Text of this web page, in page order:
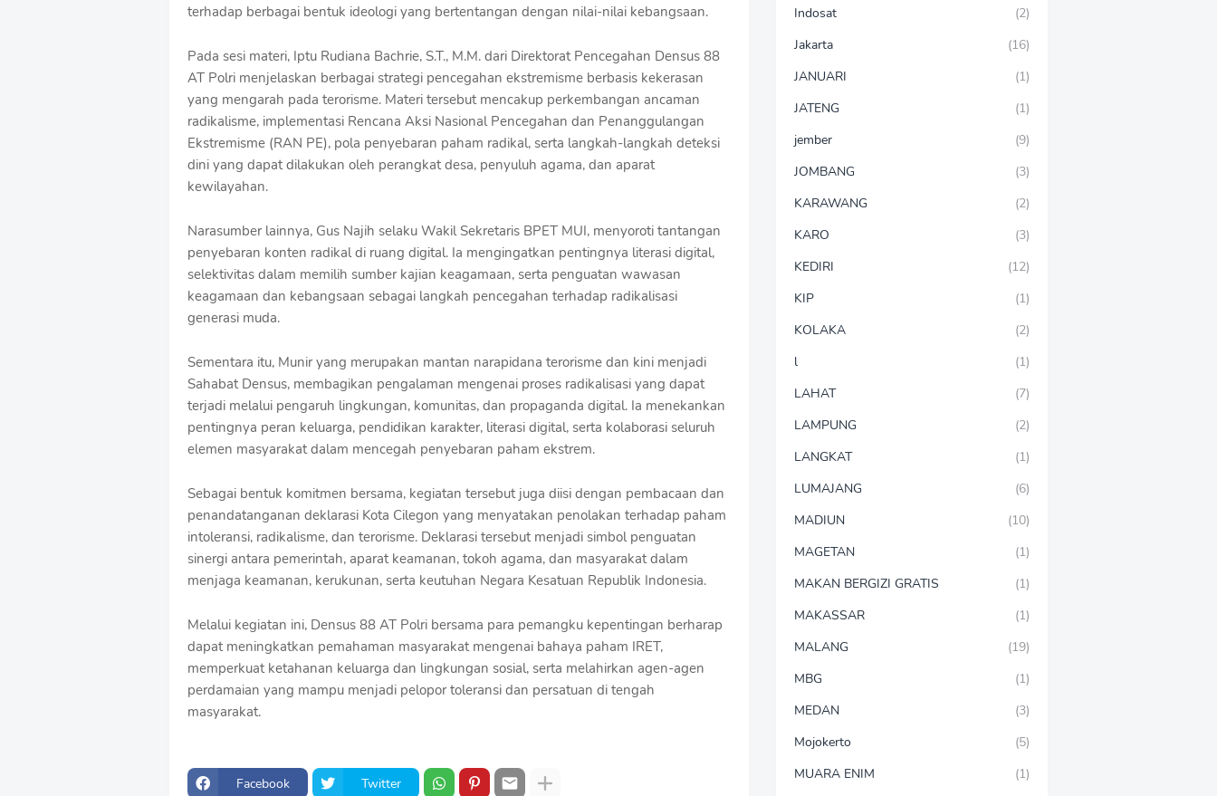
terhadap berbagai bentuk ideologi yang bertentangan dengan nilai-nilai kebangsaan.
Pada sesi materi, Iptu Rudiana Bachrie, S.T., M.M. dari Direktorat Pencegahan Densus 88
AT Polri menjelaskan berbagai strategi pencegahan ekstremisme berbasis kekerasan
yang mengarah pada terorisme. Materi tersebut mencakup perkembangan ancaman
radikalisme, implementasi Rencana Aksi Nasional Pencegahan dan Penanggulangan
Ekstremisme (RAN PE), pola penyebaran paham radikal, serta langkah-langkah deteksi
dini yang dapat dilakukan oleh perangkat desa, penyuluh agama, dan aparat
kewilayahan.
Narasumber lainnya, Gus Najih selaku Wakil Sekretaris BPET MUI, menyoroti tantangan
penyebaran konten radikal di ruang digital. Ia mengingatkan pentingnya literasi digital,
selektivitas dalam memilih sumber kajian keagamaan, serta penguatan wawasan
keagamaan dan kebangsaan sebagai langkah pencegahan terhadap radikalisasi
generasi muda.
Sementara itu, Munir yang merupakan mantan narapidana terorisme dan kini menjadi
Sahabat Densus, membagikan pengalaman mengenai proses radikalisasi yang dapat
terjadi melalui pengaruh lingkungan, komunitas, dan propaganda digital. Ia menekankan
pentingnya peran keluarga, pendidikan karakter, literasi digital, serta kolaborasi seluruh
elemen masyarakat dalam mencegah penyebaran paham ekstrem.
Sebagai bentuk komitmen bersama, kegiatan tersebut juga diisi dengan pembacaan dan
penandatanganan deklarasi Kota Cilegon yang menyatakan penolakan terhadap paham
intoleransi, radikalisme, dan terorisme. Deklarasi tersebut menjadi simbol penguatan
sinergi antara pemerintah, aparat keamanan, tokoh agama, dan masyarakat dalam
menjaga keamanan, kerukunan, serta keutuhan Negara Kesatuan Republik Indonesia.
Melalui kegiatan ini, Densus 88 AT Polri bersama para pemangku kepentingan berharap
dapat meningkatkan pemahaman masyarakat mengenai bahaya paham IRET,
memperkuat ketahanan keluarga dan lingkungan sosial, serta melahirkan agen-agen
perdamaian yang mampu menjadi pelopor toleransi dan persatuan di tengah
masyarakat.
Facebook Twitter
Indosat
(2)
Jakarta
(16)
JANUARI
(1)
JATENG
(1)
jember
(9)
JOMBANG
(3)
KARAWANG
(2)
KARO
(3)
KEDIRI
(12)
KIP
(1)
KOLAKA
(2)
l
(1)
LAHAT
(7)
LAMPUNG
(2)
LANGKAT
(1)
LUMAJANG
(6)
MADIUN
(10)
MAGETAN
(1)
MAKAN BERGIZI GRATIS
(1)
MAKASSAR
(1)
MALANG
(19)
MBG
(1)
MEDAN
(3)
Mojokerto
(5)
MUARA ENIM
(1)